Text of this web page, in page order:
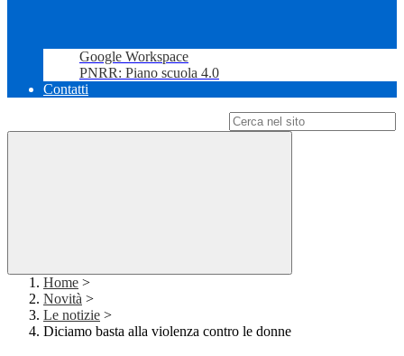
Google Workspace
PNRR: Piano scuola 4.0
Contatti
Home >
Novità >
Le notizie >
Diciamo basta alla violenza contro le donne